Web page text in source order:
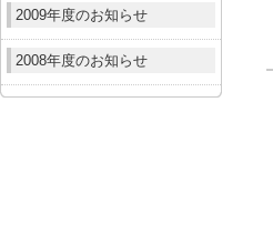
2009年度のお知らせ
2008年度のお知らせ